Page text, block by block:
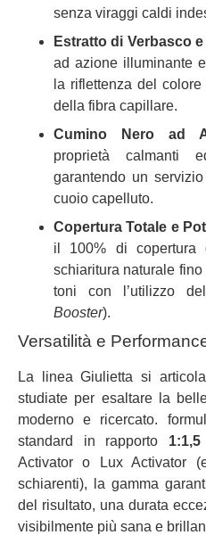
senza viraggi caldi
Estratto di Verbasco
ad azione illuminante
la riflettenza del
della fibra capillare.
Cumino Nero ad
proprietà calmanti
garantendo un
cuoio capelluto.
Copertura Totale e
il 100% di copertura
schiaritura naturale
toni con l’utilizzo
Booster).
Versatilità e
La linea Giulietta si
studiate per esaltare la
moderno e ricercato.
standard in rapporto 1:1,5
Activator o Lux Activator
schiarenti), la gamma
del risultato, una durata
visibilmente più sana e